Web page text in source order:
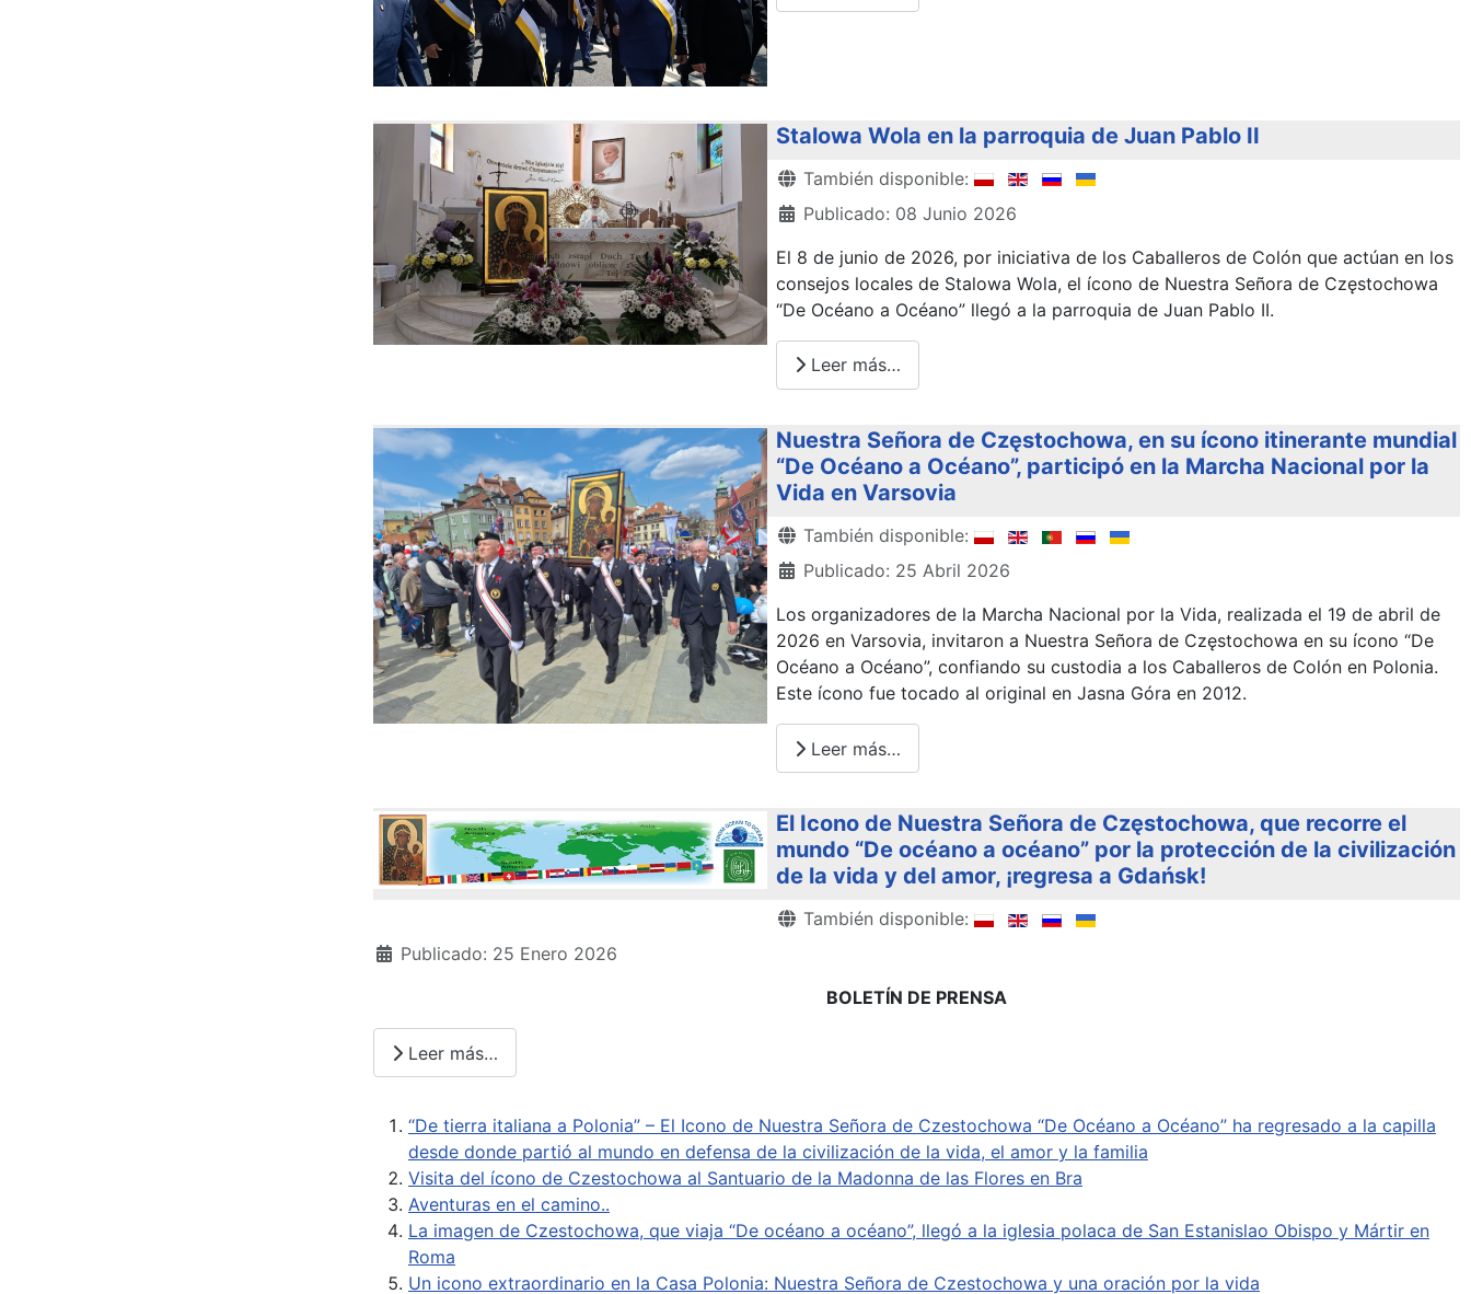
Stalowa Wola en la parroquia de Juan Pablo II
Detalles
También disponible:
Publicado: 08 Junio 2026
El 8 de junio de 2026, por iniciativa de los Caballeros de Colón que actúan en los
consejos locales de Stalowa Wola, el ícono de Nuestra Señora de Częstochowa
“De Océano a Océano” llegó a la parroquia de Juan Pablo II.
Leer más…
Nuestra Señora de Częstochowa, en su ícono itinerante mundial
“De Océano a Océano”, participó en la Marcha Nacional por la
Vida en Varsovia
Detalles
También disponible:
Publicado: 25 Abril 2026
Los organizadores de la Marcha Nacional por la Vida, realizada el 19 de abril de
2026 en Varsovia, invitaron a Nuestra Señora de Częstochowa en su ícono “De
Océano a Océano”, confiando su custodia a los Caballeros de Colón en Polonia.
Este ícono fue tocado al original en Jasna Góra en 2012.
Leer más…
El Icono de Nuestra Señora de Częstochowa, que recorre el
mundo “De océano a océano” por la protección de la civilización
de la vida y del amor, ¡regresa a Gdańsk!
Detalles
También disponible:
Publicado: 25 Enero 2026
BOLETÍN DE PRENSA
Leer más…
“De tierra italiana a Polonia” – El Icono de Nuestra Señora de Czestochowa “De Océano a Océano” ha regresado a la capilla
desde donde partió al mundo en defensa de la civilización de la vida, el amor y la familia
Visita del ícono de Czestochowa al Santuario de la Madonna de las Flores en Bra
Aventuras en el camino..
La imagen de Czestochowa, que viaja “De océano a océano”, llegó a la iglesia polaca de San Estanislao Obispo y Mártir en
Roma
Un icono extraordinario en la Casa Polonia: Nuestra Señora de Czestochowa y una oración por la vida